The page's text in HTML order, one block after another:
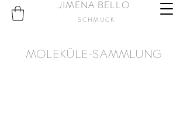
JIMENA BELLO
SCHMUCK
MOLEKÜLE-SAMMLUNG